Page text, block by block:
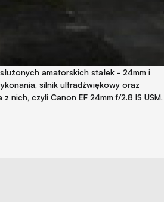
amatorskich stałek - 24mm i
silnik ultradźwiękowy oraz
nich, czyli Canon EF 24mm f/2.8 IS USM.